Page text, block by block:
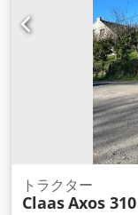
トラクター
ClaasAxos 310